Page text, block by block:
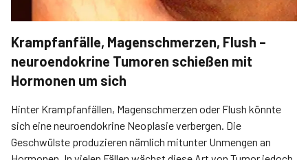
Krampfanfälle, Magenschmerzen, Flush –
neuroendokrine Tumoren schießen mit
Hormonen um sich
Hinter Krampfanfällen, Magenschmerzen oder Flush könnte
sich eine neuroendokrine Neoplasie verbergen. Die
Geschwülste produzieren nämlich mitunter Unmengen an